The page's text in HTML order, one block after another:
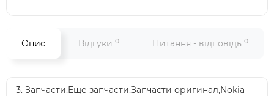
Опис Відгуки 0 Питання - відповідь 0
3. Запчасти,Еще запчасти,Запчасти оригинал,Nokia